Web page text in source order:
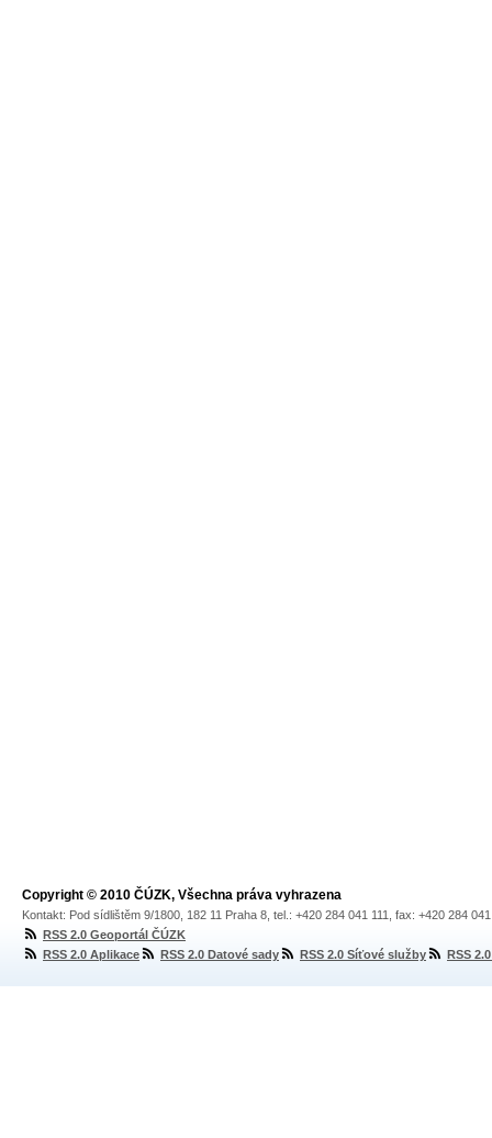
Copyright © 2010 ČÚZK, Všechna práva vyhrazena
Kontakt: Pod sídlištěm 9/1800, 182 11 Praha 8, tel.: +420 284 041 111, fax: +420 284
RSS 2.0 Geoportál ČÚZK
RSS 2.0 Aplikace
RSS 2.0 Datové sady RSS 2.0 Síťové služby RSS